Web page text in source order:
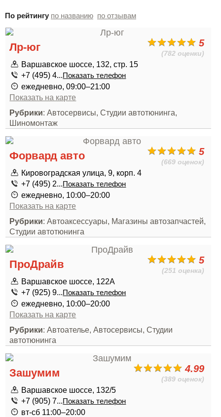
По рейтингу по названию по отзывам
5
(782 оценки)
Лр-юг
Варшавское шоссе, 132, стр. 15
+7 (495) 4...Показать телефон
ежедневно, 09:00–21:00
Показать на карте
Рубрики: Автосервисы, Студии автотюнинга,
Шиномонтаж
5
(669 оценок)
Форвард авто
Кировоградская улица, 9, корп. 4
+7 (495) 2...Показать телефон
ежедневно, 10:00–20:00
Показать на карте
Рубрики: Автоаксессуары, Магазины автозапчастей,
Студии автотюнинга
5
(251 оценка)
ПроДрайв
Варшавское шоссе, 122А
+7 (925) 9...Показать телефон
ежедневно, 10:00–20:00
Показать на карте
Рубрики: Автоателье, Автосервисы, Студии
автотюнинга
4.99
(389 оценок)
Зашумим
Варшавское шоссе, 132/5
+7 (905) 7...Показать телефон
вт-сб 11:00–20:00